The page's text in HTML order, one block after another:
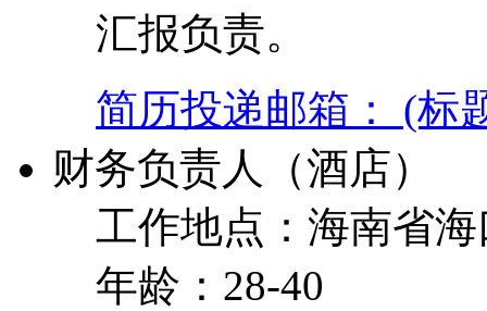
汇报负责。
简历投递邮箱： (标
财务负责人（酒店）
工作地点：海南省
年龄：28-40